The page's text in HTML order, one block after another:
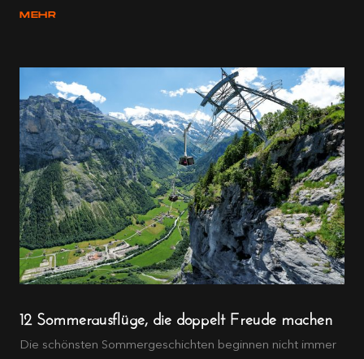
MEHR
12 Sommerausflüge, die doppelt Freude machen
Die schönsten Sommergeschichten beginnen nicht immer